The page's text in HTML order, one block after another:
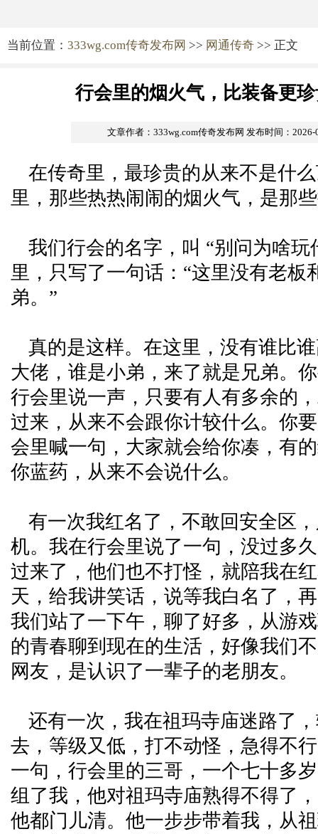
当前位置： 333wg.com传奇发布网 >> 网通传奇 >> 正文
行会里的烟火气，比装备更
文章作者：333wg.com传奇发布网 发布时间：2026-
在传奇里，最珍贵的从来不是什
里，那些热热闹闹的烟火气，是那
我们行会的名字，叫 “别问为啥玩
里，只写了一句话：“这里没有老板
弟。”
真的是这样。在这里，没有谁比
大佬，谁是小弟，来了就是兄弟。
行会里说一声，只要有人有多余的
过来，从来不会跟你计较什么。你
会里喊一句，大家就会给你凑，有
你蓝药，从来不会说什么。
有一次我红名了，不敢回安全区
机。我在行会里说了一句，没过多
过来了，他们也不打怪，就陪我在
天，给我讲笑话，说等我白名了，
我们站了一下午，聊了好多，从游
的青春聊到现在的生活，好像我们
网友，是认识了一辈子的老朋友。
还有一次，我在祖玛寺庙迷路了
去，等级又低，打不动怪，急得不
一句，行会里的三哥，一个七十多
组了我，他对祖玛寺庙熟得不得了
他都门儿清。他一步步带着我，从